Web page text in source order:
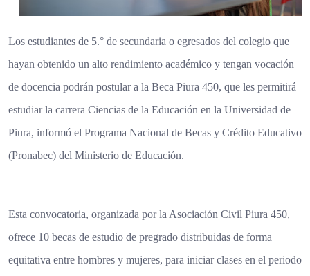
Los estudiantes de 5.° de secundaria o egresados del colegio que
hayan obtenido un alto rendimiento académico y tengan vocación
de docencia podrán postular a la Beca Piura 450, que les permitirá
estudiar la carrera Ciencias de la Educación en la Universidad de
Piura, informó el Programa Nacional de Becas y Crédito Educativo
(Pronabec) del Ministerio de Educación.
Esta convocatoria, organizada por la Asociación Civil Piura 450,
ofrece 10 becas de estudio de pregrado distribuidas de forma
equitativa entre hombres y mujeres, para iniciar clases en el periodo